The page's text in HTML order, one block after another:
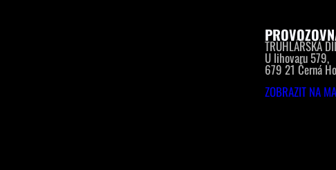
TRUHLÁŘSKÁ
U lihovaru 579,
679 21 Černá
ZOBRAZIT NA